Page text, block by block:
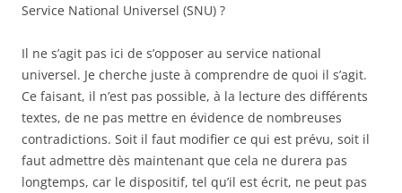
Service National Universel (SNU) ?
Il ne s’agit pas ici de s’opposer au service national
universel. Je cherche juste à comprendre de quoi il s’agit.
Ce faisant, il n’est pas possible, à la lecture des différents
textes, de ne pas mettre en évidence de nombreuses
contradictions. Soit il faut modifier ce qui est prévu, soit il
faut admettre dès maintenant que cela ne durera pas
longtemps, car le dispositif, tel qu’il est écrit, ne peut pas